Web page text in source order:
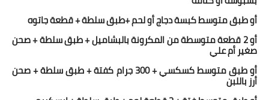
أو طبق متوسط كبسة دجاج أو لحم +طبق سلطة + قطعة جاتوه
أو 2 قطعة متوسطة من المكرونة بالبشاميل + طبق سلطة + صحن
صغير أم علي
أو طبق متوسط كسكسي + 300 جرام كفتة + طبق سلطة + صحن
أرز باللبن